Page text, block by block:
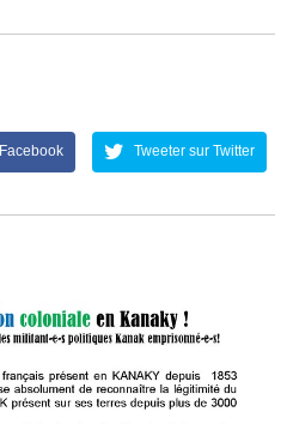
Tweeter sur Twitter